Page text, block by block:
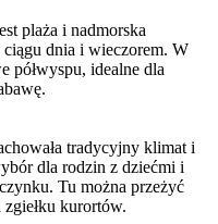
plaża i nadmorska
dnia i wieczorem. W
półwyspu, idealne dla
tradycyjny klimat i
dla rodzin z dziećmi i
Tu można przeżyć
kurortów.